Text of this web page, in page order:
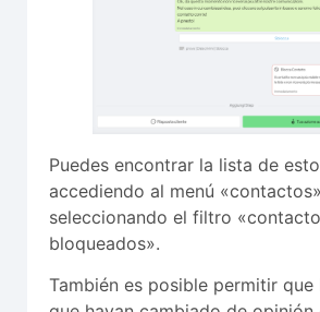
Puedes encontrar la lista de
accediendo al menú
seleccionando el filtro
bloqueados».
También es posible permitir que